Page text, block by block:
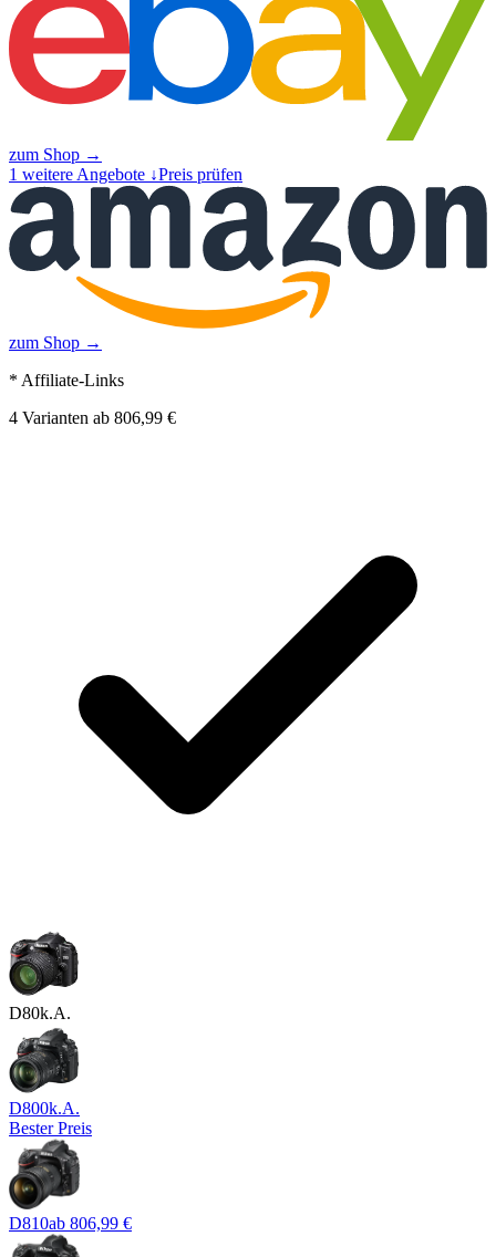
zum Shop →
1 weitere Angebote ↓Preis prüfen
zum Shop →
* Affiliate-Links
4 Varianten ab 806,99 €
D80k.A.
D800k.A.
Bester Preis
D810ab 806,99 €